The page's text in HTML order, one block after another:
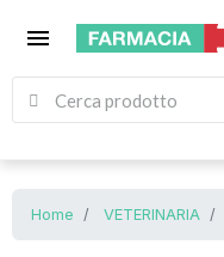
menu
Home VETERINARIA